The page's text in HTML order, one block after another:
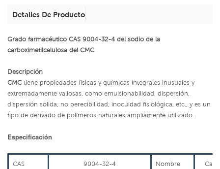
Detalles De Producto
Grado farmacéutico CAS 9004-32-4 del sodio de la
carboximetilcelulosa del CMC
Descripción
CMC tiene propiedades físicas y químicas integrales inusuales y
extremadamente valiosas, como emulsionabilidad, dispersión,
dispersión sólida, no perecibilidad, inocuidad fisiológica, etc., y es un
tipo de derivado de polímeros naturales ampliamente utilizado.
Especificación
CAS 9004-32-4 Nombre